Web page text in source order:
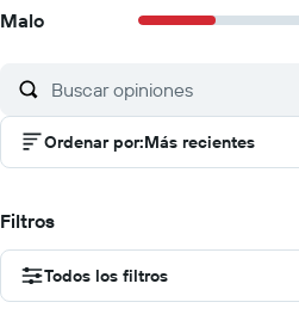
Malo
Ordenar por:Más recientes
Filtros
Todos los filtros